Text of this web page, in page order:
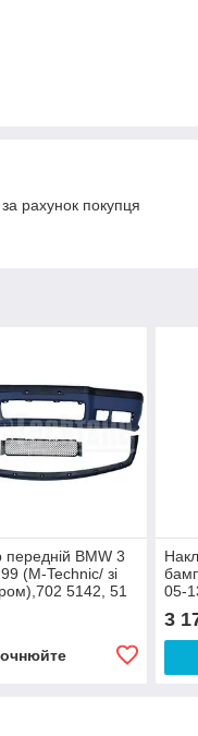
рахунок покупця
BMW 3
(M-Technic/ зі
5142, 51
05-
51
3